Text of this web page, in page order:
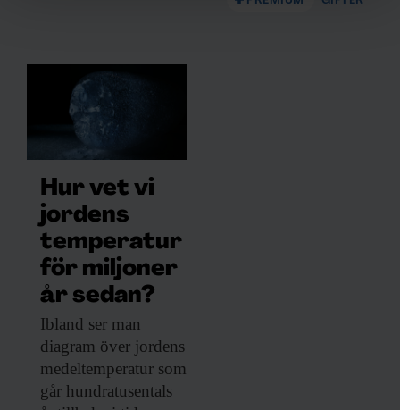
vidarebefordrar även sådana identifierare och annan
information från din enhet till de sociala medier och
annons- och analysföretag som vi samarbetar med.
Dessa kan i sin tur kombinera informationen med annan
Hur vet vi
jordens
temperatur
för miljoner
år sedan?
Ibland ser man
diagram över jordens
medeltemperatur som
går hundratusentals